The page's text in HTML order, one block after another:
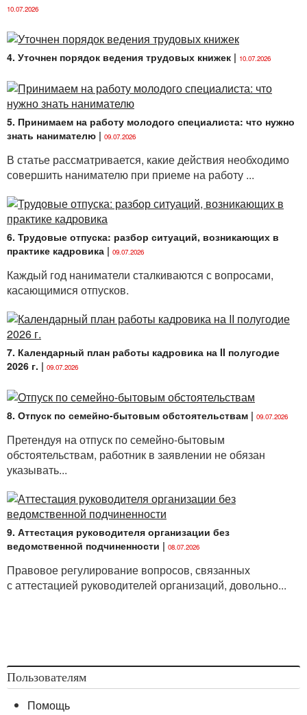
10.07.2026
4. Уточнен порядок ведения трудовых книжек | 10.07.2026
5. Принимаем на работу молодого специалиста: что нужно
знать нанимателю | 09.07.2026
В статье рассматривается, какие действия необходимо
совершить нанимателю при приеме на работу ...
6. Трудовые отпуска: разбор ситуаций, возникающих в
практике кадровика | 09.07.2026
Каждый год наниматели сталкиваются с вопросами,
касающимися отпусков.
7. Календарный план работы кадровика на II полугодие
2026 г. | 09.07.2026
8. Отпуск по семейно-бытовым обстоятельствам | 09.07.2026
Претендуя на отпуск по семейно-бытовым
обстоятельствам, работник в заявлении не обязан
указывать...
9. Аттестация руководителя организации без
ведомственной подчиненности | 08.07.2026
Правовое регулирование вопросов, связанных
с аттестацией руководителей организаций, довольно...
Пользователям
Помощь